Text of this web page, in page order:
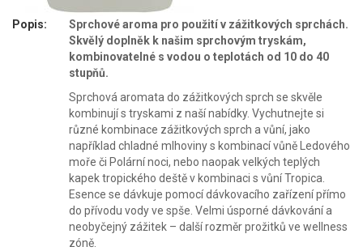
Popis:
Sprchové aroma pro použití v zážitkových sprchách.
Skvělý doplněk k našim sprchovým tryskám,
kombinovatelné s vodou o teplotách od 10 do 40
stupňů.
Sprchová aromata do zážitkových sprch se skvěle
kombinují s tryskami z naší nabídky. Vychutnejte si
různé kombinace zážitkových sprch a vůní, jako
například chladné mlhoviny s kombinací vůně Ledového
moře či Polární noci, nebo naopak velkých teplých
kapek tropického deště v kombinaci s vůní Tropica.
Esence se dávkuje pomocí dávkovacího zařízení přímo
do přívodu vody ve spše. Velmi úsporné dávkování a
neobyčejný zážitek – další rozměr prožitků ve wellness
zóně.